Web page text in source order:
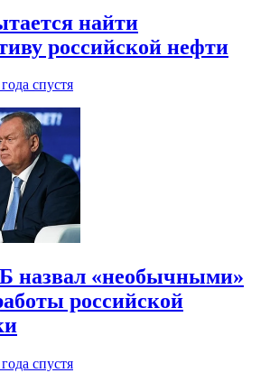
найти
российской нефти
спустя
назвал «необычными»
российской
спустя